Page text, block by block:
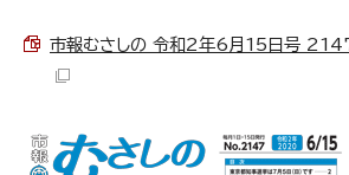
市報むさしの 令和2年6月15日号